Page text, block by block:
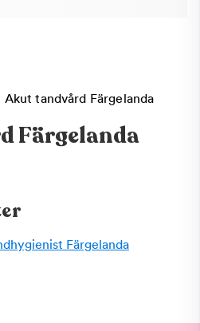
Akut tandvård Färgelanda
Färgelanda
Färgelanda